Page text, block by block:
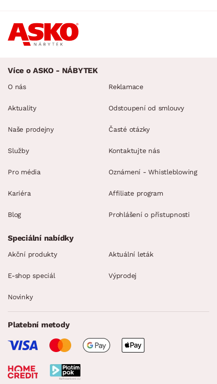
Více o ASKO - NÁBYTEK
O nás
Aktuality
Naše prodejny
Služby
Pro média
Kariéra
Blog
Reklamace
Odstoupení od smlouvy
Časté otázky
Kontaktujte nás
Oznámení - Whistleblowing
Affiliate program
Prohlášení o přístupnosti
Speciální nabídky
Akční produkty Aktuální leták
E-shop speciál Výprodej
Novinky
Platební metody